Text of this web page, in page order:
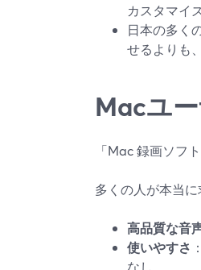
カスタマイ
日本の多く
せるよりも
Macユ
「Mac 録画ソフ
多くの人が本当
高品質な音
使いやすさ
なし。